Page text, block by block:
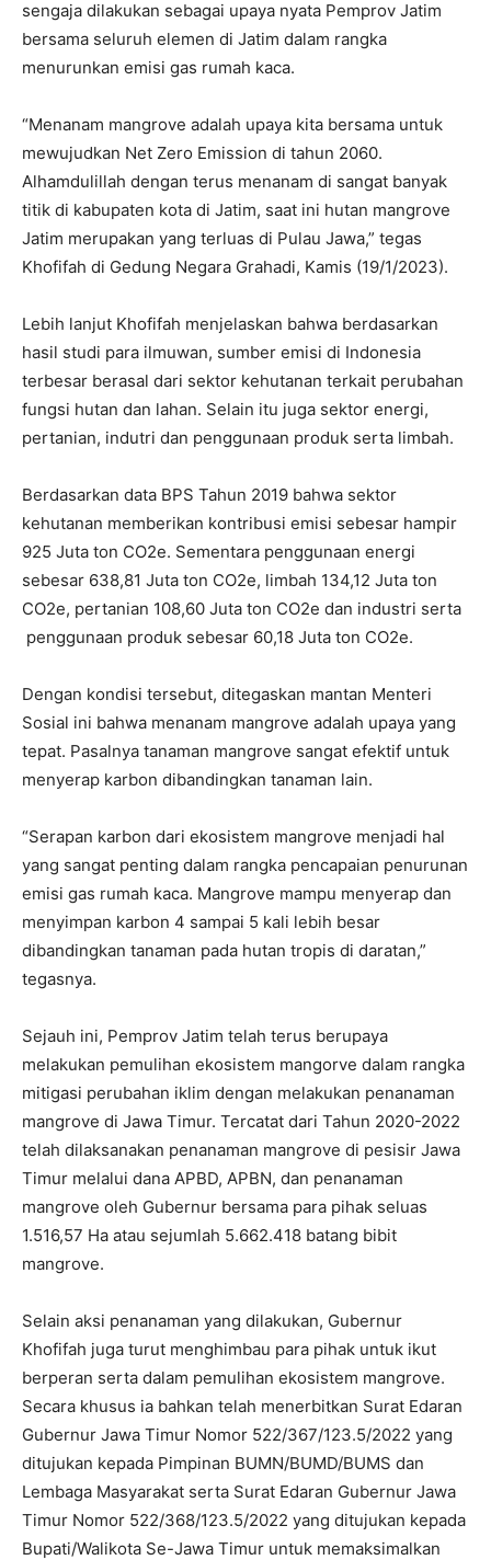
sengaja dilakukan sebagai upaya nyata Pemprov Jatim
bersama seluruh elemen di Jatim dalam rangka
menurunkan emisi gas rumah kaca.
“Menanam mangrove adalah upaya kita bersama untuk
mewujudkan Net Zero Emission di tahun 2060.
Alhamdulillah dengan terus menanam di sangat banyak
titik di kabupaten kota di Jatim, saat ini hutan mangrove
Jatim merupakan yang terluas di Pulau Jawa,” tegas
Khofifah di Gedung Negara Grahadi, Kamis (19/1/2023).
Lebih lanjut Khofifah menjelaskan bahwa berdasarkan
hasil studi para ilmuwan, sumber emisi di Indonesia
terbesar berasal dari sektor kehutanan terkait perubahan
fungsi hutan dan lahan. Selain itu juga sektor energi,
pertanian, indutri dan penggunaan produk serta limbah.
Berdasarkan data BPS Tahun 2019 bahwa sektor
kehutanan memberikan kontribusi emisi sebesar hampir
925 Juta ton CO2e. Sementara penggunaan energi
sebesar 638,81 Juta ton CO2e, limbah 134,12 Juta ton
CO2e, pertanian 108,60 Juta ton CO2e dan industri serta
penggunaan produk sebesar 60,18 Juta ton CO2e.
Dengan kondisi tersebut, ditegaskan mantan Menteri
Sosial ini bahwa menanam mangrove adalah upaya yang
tepat. Pasalnya tanaman mangrove sangat efektif untuk
menyerap karbon dibandingkan tanaman lain.
“Serapan karbon dari ekosistem mangrove menjadi hal
yang sangat penting dalam rangka pencapaian penurunan
emisi gas rumah kaca. Mangrove mampu menyerap dan
menyimpan karbon 4 sampai 5 kali lebih besar
dibandingkan tanaman pada hutan tropis di daratan,”
tegasnya.
Sejauh ini, Pemprov Jatim telah terus berupaya
melakukan pemulihan ekosistem mangorve dalam rangka
mitigasi perubahan iklim dengan melakukan penanaman
mangrove di Jawa Timur. Tercatat dari Tahun 2020-2022
telah dilaksanakan penanaman mangrove di pesisir Jawa
Timur melalui dana APBD, APBN, dan penanaman
mangrove oleh Gubernur bersama para pihak seluas
1.516,57 Ha atau sejumlah 5.662.418 batang bibit
mangrove.
Selain aksi penanaman yang dilakukan, Gubernur
Khofifah juga turut menghimbau para pihak untuk ikut
berperan serta dalam pemulihan ekosistem mangrove.
Secara khusus ia bahkan telah menerbitkan Surat Edaran
Gubernur Jawa Timur Nomor 522/367/123.5/2022 yang
ditujukan kepada Pimpinan BUMN/BUMD/BUMS dan
Lembaga Masyarakat serta Surat Edaran Gubernur Jawa
Timur Nomor 522/368/123.5/2022 yang ditujukan kepada
Bupati/Walikota Se-Jawa Timur untuk memaksimalkan